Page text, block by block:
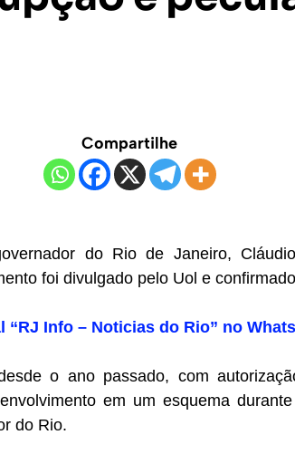
Compartilhe
do Rio de Janeiro,
foi divulgado pelo Uol e
Info – Noticias do Rio” no
o ano passado, com
em um esquema
do Rio.